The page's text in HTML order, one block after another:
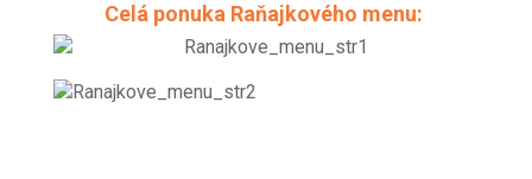
Celá ponuka Raňajkového menu: